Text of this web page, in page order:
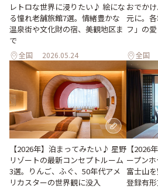
レトロな世界に浸りたい♪ 絵にな
る憧れ老舗旅館7選。情緒豊かな
温泉街や文化財の宿、美観地区ま
で
全国 2026.05.24
おでか
元に。
フ」の
全国
【2026年】泊まってみたい♪ 星野
リゾートの最新コンセプトルーム
3選。りんご、ふぐ、50年代アメ
リカスターの世界観に没入
【2026
ープン
富士山
登録有